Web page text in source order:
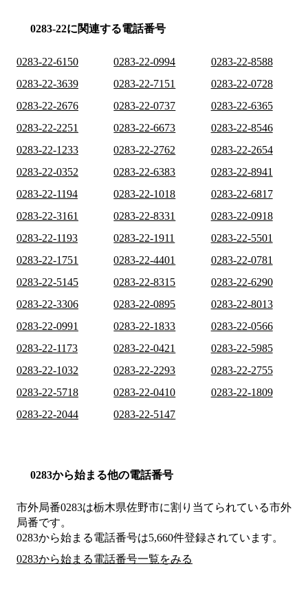
0283-22に関連する電話番号
0283-22-6150 0283-22-0994
0283-22-8588
0283-22-3639
0283-22-7151
0283-22-0728
0283-22-2676
0283-22-0737
0283-22-6365
0283-22-2251
0283-22-6673
0283-22-8546
0283-22-1233
0283-22-2762
0283-22-2654
0283-22-0352
0283-22-6383
0283-22-8941
0283-22-1194
0283-22-1018
0283-22-6817
0283-22-3161
0283-22-8331
0283-22-0918
0283-22-1193
0283-22-1911
0283-22-5501
0283-22-1751
0283-22-4401
0283-22-0781
0283-22-5145
0283-22-8315
0283-22-6290
0283-22-3306
0283-22-0895
0283-22-8013
0283-22-0991
0283-22-1833
0283-22-0566
0283-22-1173
0283-22-0421
0283-22-5985
0283-22-1032
0283-22-2293
0283-22-2755
0283-22-5718
0283-22-0410
0283-22-1809
0283-22-2044
0283-22-5147
0283から始まる他の電話番号
市外局番0283は栃木県佐野市に割り当てられている市外
局番です。
0283から始まる電話番号は5,660件登録されています。
0283から始まる電話番号一覧をみる